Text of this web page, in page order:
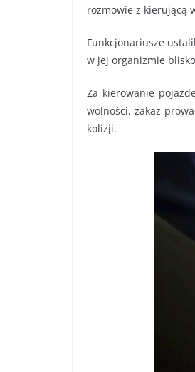
rozmowie z kierującą
Funkcjonariusze
w jej organizmie
Za kierowanie
wolności, zakaz
kolizji.